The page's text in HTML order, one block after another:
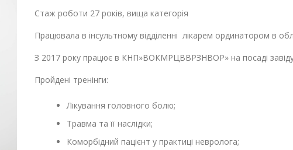
Стаж роботи 27 років, вища категорія
Працювала в інсультному відділенні лікарем ординатором в
З 2017 року працює в КНП»ВОКМРЦВВРЗНВОР» на посаді
Пройдені тренінги:
Лікування головного болю;
Травма та її наслідки;
Коморбідний пацієнт у практиці невролога;